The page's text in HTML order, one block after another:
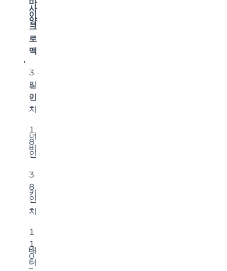
사
양
마
이
크
로
맥
길
이
3
5
인
치
너
비
1
8
인
키
3
8
인
치
배
터
1
1
0
–